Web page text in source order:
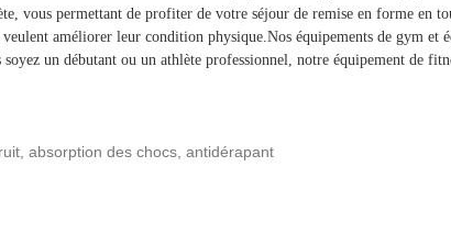
vous permettant de profiter de votre séjour de remise en forme en
améliorer leur condition physique.Nos équipements de gym et
un débutant ou un athlète professionnel, notre équipement de
absorption des chocs, antidérapant